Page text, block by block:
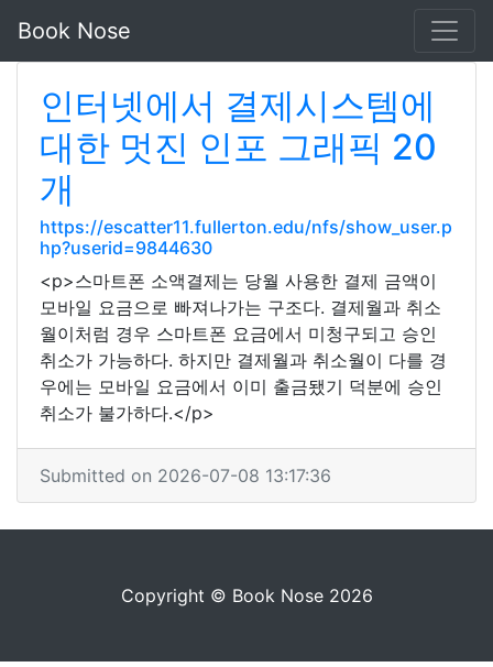
Book Nose
인터넷에서 결제시스템에
대한 멋진 인포 그래픽 20
개
https://escatter11.fullerton.edu/nfs/show_user.p
hp?userid=9844630
<p>스마트폰 소액결제는 당월 사용한 결제 금액이
모바일 요금으로 빠져나가는 구조다. 결제월과 취소
월이처럼 경우 스마트폰 요금에서 미청구되고 승인
취소가 가능하다. 하지만 결제월과 취소월이 다를 경
우에는 모바일 요금에서 이미 출금됐기 덕분에 승인
취소가 불가하다.</p>
Submitted on 2026-07-08 13:17:36
Copyright © Book Nose 2026